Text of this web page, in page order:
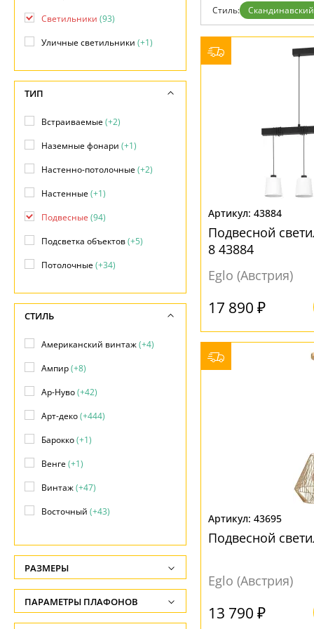
Доставка и оплата
Возврат
Отзывы
Установка
Бренды
Контакты
Хай
Стиль: Скандинавский
43884
Подвесной
8 43884
Eglo (Австрия)
17 890 ₽
43695
Подвесной
Eglo (Австрия)
13 790 ₽
Светильники (93)
Уличные светильники (+1)
ТИП
Встраиваемые(+2)
Наземные фонари (+1)
Настенно-потолочные(+2)
Настенные(+1)
Подвесные (94)
Подсветка объектов(+5)
Потолочные(+34)
СТИЛЬ
Американский винтаж(+4)
Ампир(+8)
Ар-Нуво(+42)
Арт-деко(+444)
Барокко(+1)
Венге(+1)
Винтаж(+47)
Восточный (+43)
Индустриальный(+89)
Кантри(+120)
Классический(+863)
РАЗМЕРЫ
Высота, см
-
ПАРАМЕТРЫ ПЛАФОНОВ